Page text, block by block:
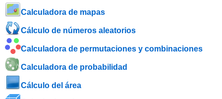
Calculadora de mapas
Cálculo de números aleatorios
Calculadora de permutaciones y combinaciones
Calculadora de probabilidad
Cálculo del área